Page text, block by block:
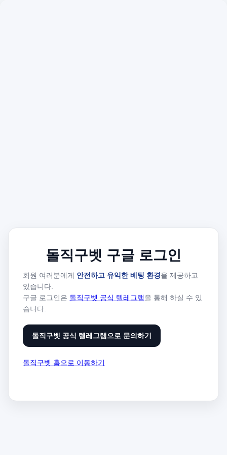
돌직구벳 구글 로그인
회원 여러분에게 안전하고 유익한 베팅 환경을 제공하고
있습니다.
구글 로그인은 돌직구벳 공식 텔레그램을 통해 하실 수 있
습니다.
돌직구벳 공식 텔레그램으로 문의하기
돌직구벳 홈으로 이동하기